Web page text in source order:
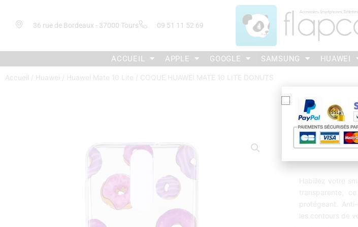
36 rue de Bordeaux - 37000 Tours 09 51 11 52 69
ACCUEIL APPLE GOOGLE SAMSUNG HUAWEI
Accueil / Huawei / Huawei Mate 10 Lite / COQUE HUAWEI MATE 10 LITE DONUTS
COQUE
Habillez votre
transparente,
protégeant.
les contours de